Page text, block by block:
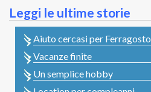
Leggi le ultime storie
Aiuto cercasi per Ferragosto
Vacanze finite
Un semplice hobby